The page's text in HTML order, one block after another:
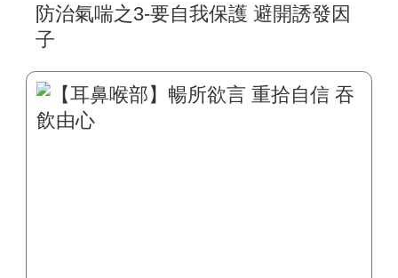
防治氣喘之3-要自我保護 避開誘發因
子